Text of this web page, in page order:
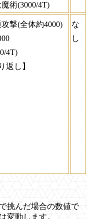
術(3000/4T)
撃(全体約4000)
4T)
返し】
な
し
挑んだ場合の数値で
変動します。